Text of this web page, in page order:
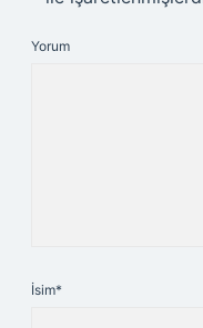
Yorum
İsim*